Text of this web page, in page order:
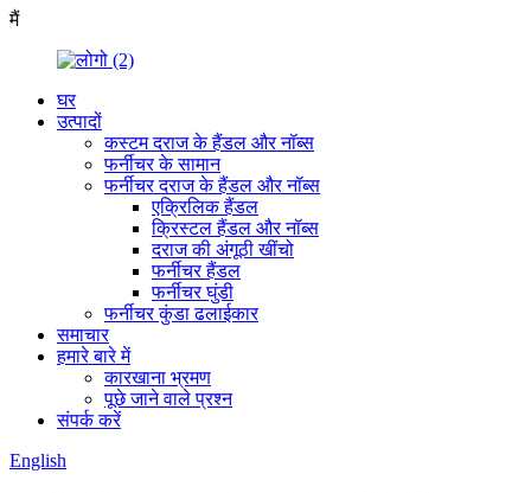
मैं
घर
उत्पादों
कस्टम दराज के हैंडल और नॉब्स
फर्नीचर के सामान
फर्नीचर दराज के हैंडल और नॉब्स
एक्रिलिक हैंडल
क्रिस्टल हैंडल और नॉब्स
दराज की अंगूठी खींचो
फर्नीचर हैंडल
फर्नीचर घुंडी
फर्नीचर कुंडा ढलाईकार
समाचार
हमारे बारे में
कारखाना भ्रमण
पूछे जाने वाले प्रश्न
संपर्क करें
English